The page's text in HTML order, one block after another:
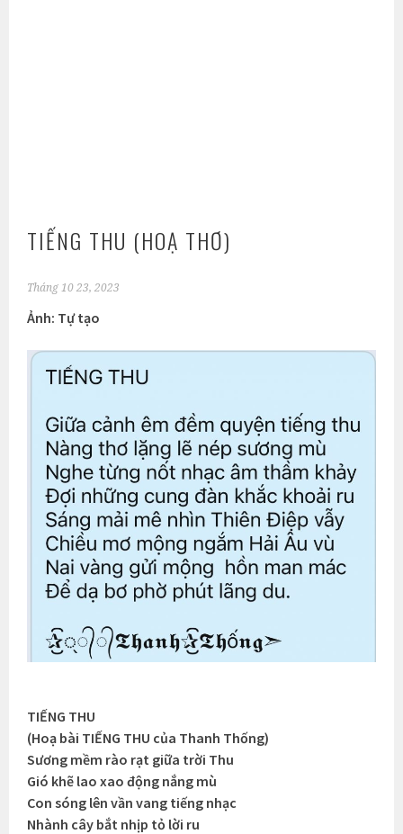
TIẾNG THU (HOẠ THƠ)
Tháng 10 23, 2023
Ảnh: Tự tạo
TIẾNG THU
(Hoạ bài TIẾNG THU của Thanh Thống)
Sương mềm rào rạt giữa trời Thu
Gió khẽ lao xao động nắng mù
Con sóng lên vần vang tiếng nhạc
Nhành cây bắt nhịp tỏ lời ru